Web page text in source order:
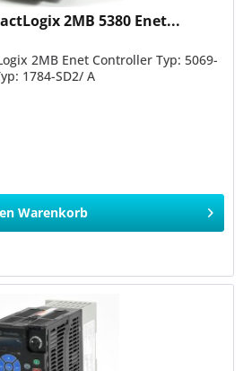
2MB 5380 Enet...
2MB Enet Controller Typ: 5069-
1784-SD2/ A
Warenkorb